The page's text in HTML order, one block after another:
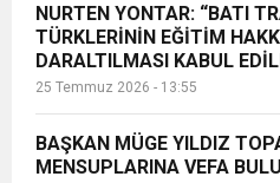
NURTEN YONTAR: “BATI
TÜRKLERİNİN EĞİTİM
DARALTILMASI KABUL
25 Temmuz 2026 - 13:55
BAŞKAN MÜGE YILDIZ
MENSUPLARINA VEFA